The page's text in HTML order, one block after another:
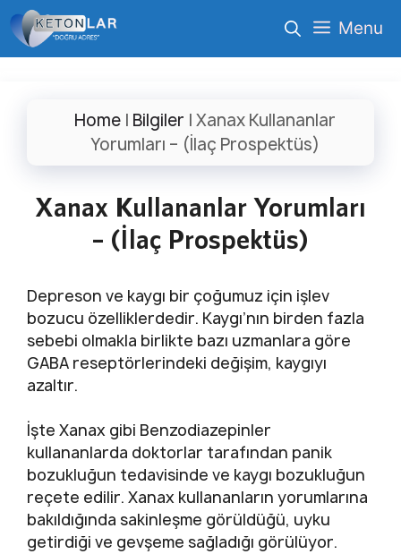
İçeriğe
atla
Menu
Home | Bilgiler | Xanax Kullananlar
Yorumları – (İlaç Prospektüs)
Xanax Kullananlar Yorumları
– (İlaç Prospektüs)
Depreson ve kaygı bir çoğumuz için işlev
bozucu özelliklerdedir. Kaygı’nın birden fazla
sebebi olmakla birlikte bazı uzmanlara göre
GABA reseptörlerindeki değişim, kaygıyı
azaltır.
İşte Xanax gibi Benzodiazepinler
kullananlarda doktorlar tarafından panik
bozukluğun tedavisinde ve kaygı bozukluğun
reçete edilir. Xanax kullananların yorumlarına
bakıldığında sakinleşme görüldüğü, uyku
getirdiği ve gevşeme sağladığı görülüyor.